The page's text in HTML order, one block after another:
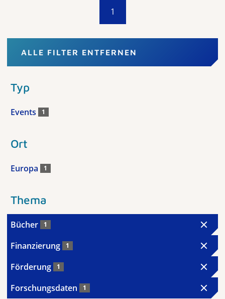
1
ALLE FILTER ENTFERNEN
Typ
Events 1
Ort
Europa 1
Thema
Bücher 1
Finanzierung 1
Förderung 1
Forschungsdaten 1